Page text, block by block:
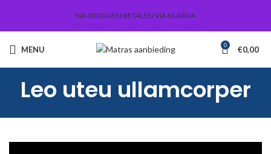
NA 30 DAGEN BETALEN VIA KLARNA
MENU 0 €0,00
Leo uteu ullamcorper